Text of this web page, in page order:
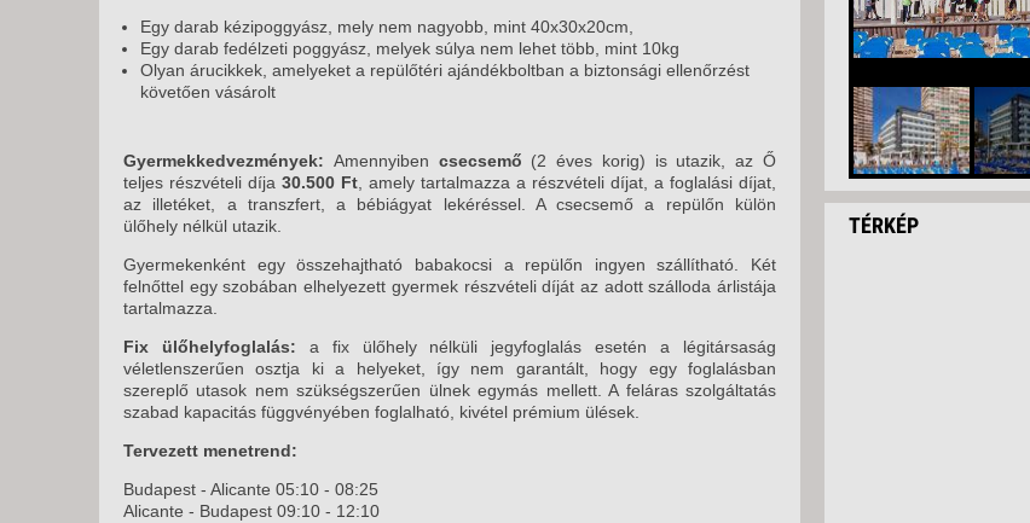
Egy darab kézipoggyász, mely nem nagyobb, mint 40x30x20cm,
Egy darab fedélzeti poggyász, melyek súlya nem lehet több, mint 10kg
Olyan árucikkek, amelyeket a repülőtéri ajándékboltban a biztonsági ellenőrzést
követően vásárolt
Gyermekkedvezmények: Amennyiben csecsemő (2 éves korig) is utazik, az Ő
teljes részvételi díja 30.500 Ft , amely tartalmazza a részvételi díjat, a foglalási díjat,
az illetéket, a transzfert, a bébiágyat lekéréssel. A csecsemő a repülőn külön
ülőhely nélkül utazik.
Gyermekenként egy összehajtható babakocsi a repülőn ingyen szállítható. Két
felnőttel egy szobában elhelyezett gyermek részvételi díját az adott szálloda árlistája
tartalmazza.
Fix ülőhelyfoglalás: a fix ülőhely nélküli jegyfoglalás esetén a légitársaság
véletlenszerűen osztja ki a helyeket, így nem garantált, hogy egy foglalásban
szereplő utasok nem szükségszerűen ülnek egymás mellett. A feláras szolgáltatás
szabad kapacitás függvényében foglalható, kivétel prémium ülések.
Tervezett menetrend:
Budapest - Alicante 05:10 - 08:25
Alicante - Budapest 09:10 - 12:10
TÉRKÉP